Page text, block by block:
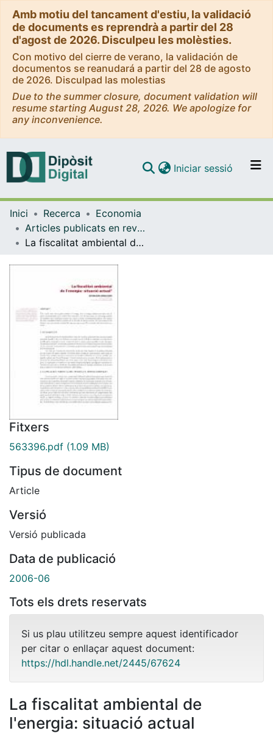
Amb motiu del tancament d'estiu, la validació
de documents es reprendrà a partir del 28
d'agost de 2026. Disculpeu les molèsties.
Con motivo del cierre de verano, la validación de
documentos se reanudará a partir del 28 de agosto
de 2026. Disculpad las molestias
Due to the summer closure, document validation will
resume starting August 28, 2026. We apologize for
any inconvenience.
Navega per tot el DD
Com publicar
Iniciar sessió (current)
Inici Recerca
Economia
Articles publicats en revistes (Economia)
La fiscalitat ambiental de l'energia: situació actual
Fitxers
563396.pdf (1.09 MB)
Tipus de document
Article
Versió
Versió publicada
Data de publicació
2006-06
Tots els drets reservats
Si us plau utilitzeu sempre aquest identificador
per citar o enllaçar aquest document:
https://hdl.handle.net/2445/67624
La fiscalitat ambiental de
l'energia: situació actual